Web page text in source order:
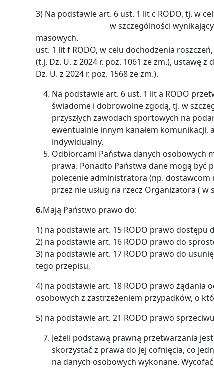
3) Na podstawie art. 6 ust. 1 lit c RODO, tj. w
w szczególności wynikających z
masowych. 4)
ust. 1 lit f RODO, w celu dochodzenia
(t.j. Dz. U. z 2024 r. poz. 1061 ze zm.), ustawę
Dz. U. z 2024 r. poz. 1568 ze zm.).
Na podstawie art. 6 ust. 1 lit a RODO
świadome i dobrowolne zgodą, tj.
przyszłych zawodach sportowych na
ewentualnie innym kanałem
indywidualny.
Odbiorcami Państwa danych osobowych
prawa. Ponadto Państwa dane mogą
polecenie administratora (np. dostawcom
przez nie usług na rzecz Organizatora (
6.Mają Państwo prawo do:
1) na podstawie art. 15 RODO prawo dostępu
2) na podstawie art. 16 RODO prawo do
3) na podstawie art. 17 RODO prawo do
tego przepisu,
4) na podstawie art. 18 RODO prawo
osobowych z zastrzeżeniem przypadków, o
5) na podstawie art. 21 RODO prawo
Jeżeli podstawą prawną przetwarzania
skorzystać z prawa do jej cofnięcia, co
na danych osobowych wykonane.